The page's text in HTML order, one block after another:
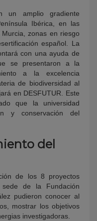
un amplio gradiente
Ibérica, en las
zonas en riesgo
español. La
con una ayuda de
se presentaron a la
a la excelencia
de biodiversidad al
en DESFUTUR. Este
que la universidad
y conservación del
del
de los 8 proyectos
sede de la Fundación
pudieron conocer al
mostrar los objetivos
investigadoras.